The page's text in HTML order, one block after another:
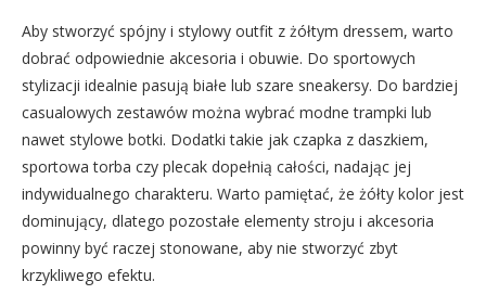
Aby stworzyć spójny i stylowy outfit z żółtym dressem, warto
dobrać odpowiednie akcesoria i obuwie. Do sportowych
stylizacji idealnie pasują białe lub szare sneakersy. Do bardziej
casualowych zestawów można wybrać modne trampki lub
nawet stylowe botki. Dodatki takie jak czapka z daszkiem,
sportowa torba czy plecak dopełnią całości, nadając jej
indywidualnego charakteru. Warto pamiętać, że żółty kolor jest
dominujący, dlatego pozostałe elementy stroju i akcesoria
powinny być raczej stonowane, aby nie stworzyć zbyt
krzykliwego efektu.